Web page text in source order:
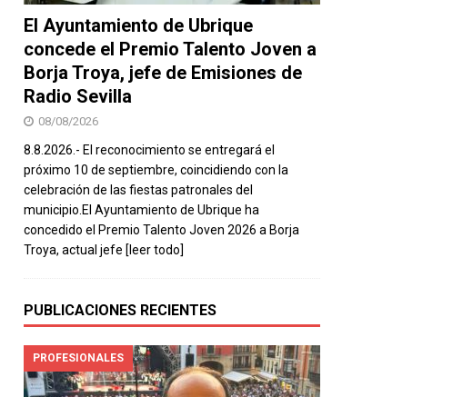
El Ayuntamiento de Ubrique
concede el Premio Talento Joven a
Borja Troya, jefe de Emisiones de
Radio Sevilla
08/08/2026
8.8.2026.- El reconocimiento se entregará el
próximo 10 de septiembre, coincidiendo con la
celebración de las fiestas patronales del
municipio.El Ayuntamiento de Ubrique ha
concedido el Premio Talento Joven 2026 a Borja
Troya, actual jefe [leer todo]
PUBLICACIONES RECIENTES
PROFESIONALES